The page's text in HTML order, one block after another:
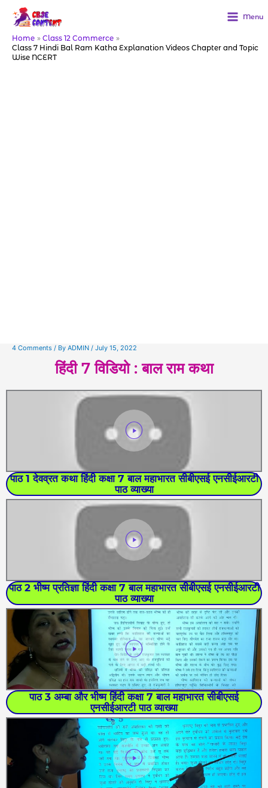
content
Menu
Home
Class 12 Commerce
Class 7 Hindi Bal Ram Katha Explanation Videos Chapter and Topic
Wise NCERT
4 Comments / By ADMIN / July 15, 2022
हिंदी 7 विडियो : बाल राम कथा
पाठ 1 देवव्रत कथा हिंदी कक्षा 7 बाल महाभारत सीबीएसई एनसीईआरटी
पाठ व्याख्या
पाठ 2 भीष्म प्रतिज्ञा हिंदी कक्षा 7 बाल महाभारत सीबीएसई एनसीईआरटी
पाठ व्याख्या
पाठ 3 अम्बा और भीष्म हिंदी कक्षा 7 बाल महाभारत सीबीएसई
एनसीईआरटी पाठ व्याख्या